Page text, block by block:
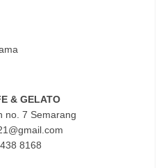
& GELATO
no. 7 Semarang
8168